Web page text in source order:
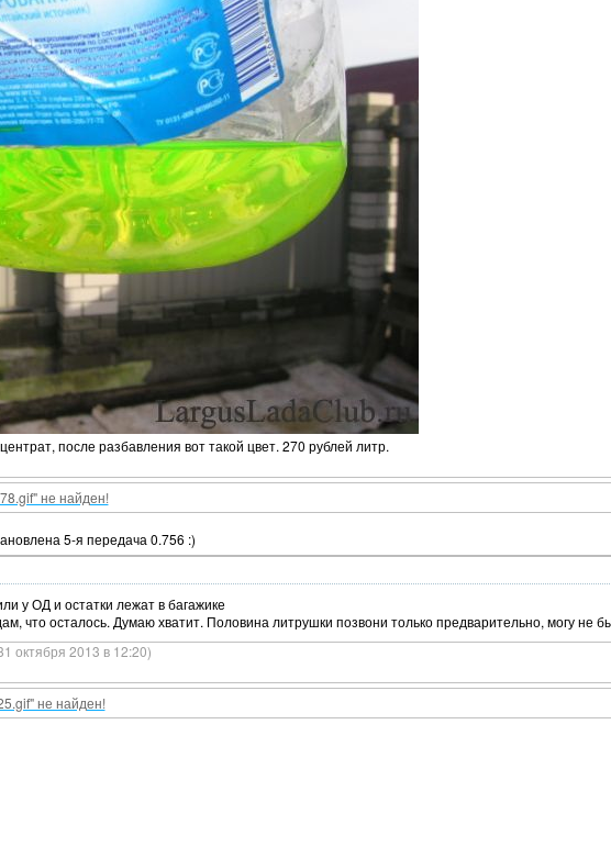
после разбавления вот такой цвет. 270 рублей литр.
не найден!
5-я передача 0.756 :)
у ОД и остатки лежат в багажике
что осталось. Думаю хватит. Половина литрушки позвони только предварительно, могу не
октября 2013 в 12:20)
не найден!